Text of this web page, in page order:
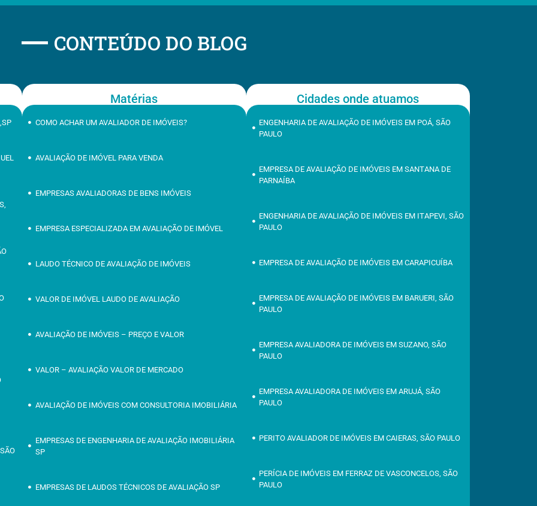
CONTEÚDO DO BLOG
Matérias
COMO ACHAR UM AVALIADOR DE IMÓVEIS?
AVALIAÇÃO DE IMÓVEL PARA VENDA
EMPRESAS AVALIADORAS DE BENS IMÓVEIS
EMPRESA ESPECIALIZADA EM AVALIAÇÃO DE IMÓVEL
LAUDO TÉCNICO DE AVALIAÇÃO DE IMÓVEIS
VALOR DE IMÓVEL LAUDO DE AVALIAÇÃO
AVALIAÇÃO DE IMÓVEIS – PREÇO E VALOR
VALOR – AVALIAÇÃO VALOR DE MERCADO
AVALIAÇÃO DE IMÓVEIS COM CONSULTORIA IMOBILIÁRIA
EMPRESAS DE ENGENHARIA DE AVALIAÇÃO IMOBILIÁRIA
SP
EMPRESAS DE LAUDOS TÉCNICOS DE AVALIAÇÃO SP
Cidades onde atuamos
ENGENHARIA DE AVALIAÇÃO DE IMÓVEIS EM POÁ, SÃO
PAULO
EMPRESA DE AVALIAÇÃO DE IMÓVEIS EM SANTANA DE
PARNAÍBA
ENGENHARIA DE AVALIAÇÃO DE IMÓVEIS EM ITAPEVI, SÃO
PAULO
EMPRESA DE AVALIAÇÃO DE IMÓVEIS EM CARAPICUÍBA
EMPRESA DE AVALIAÇÃO DE IMÓVEIS EM BARUERI, SÃO
PAULO
EMPRESA AVALIADORA DE IMÓVEIS EM SUZANO, SÃO
PAULO
EMPRESA AVALIADORA DE IMÓVEIS EM ARUJÁ, SÃO
PAULO
PERITO AVALIADOR DE IMÓVEIS EM CAIERAS, SÃO PAULO
PERÍCIA DE IMÓVEIS EM FERRAZ DE VASCONCELOS, SÃO
PAULO